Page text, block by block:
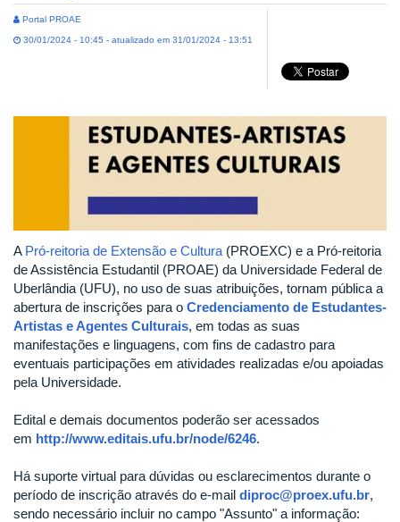
Portal PROAE
30/01/2024 - 10:45 - atualizado em 31/01/2024 - 13:51
A Pró-reitoria de Extensão e Cultura (PROEXC) e a Pró-reitoria
de Assistência Estudantil (PROAE) da Universidade Federal de
Uberlândia (UFU), no uso de suas atribuições, tornam pública a
abertura de inscrições para o Credenciamento de Estudantes-
Artistas e Agentes Culturais, em todas as suas
manifestações e linguagens, com fins de cadastro para
eventuais participações em atividades realizadas e/ou apoiadas
pela Universidade.
Edital e demais documentos poderão ser acessados
em http://www.editais.ufu.br/node/6246.
Há suporte virtual para dúvidas ou esclarecimentos durante o
período de inscrição através do e-mail diproc@proex.ufu.br,
sendo necessário incluir no campo "Assunto" a informação: